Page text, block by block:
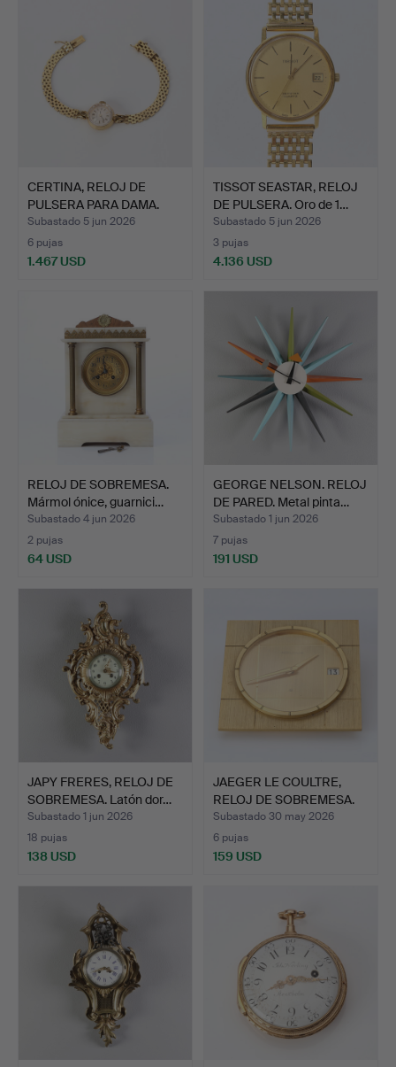
CERTINA, RELOJ DE
PULSERA PARA DAMA.
Caja …
Subastado 5 jun 2026
6 pujas
1.467 USD
TISSOT SEASTAR, RELOJ
DE PULSERA. Oro de 1…
Subastado 5 jun 2026
3 pujas
4.136 USD
RELOJ DE SOBREMESA.
Mármol ónice, guarnici…
Subastado 4 jun 2026
2 pujas
64 USD
GEORGE NELSON. RELOJ
DE PARED. Metal pinta…
Subastado 1 jun 2026
7 pujas
191 USD
JAPY FRERES, RELOJ DE
SOBREMESA. Latón dor…
Subastado 1 jun 2026
18 pujas
138 USD
JAEGER LE COULTRE,
RELOJ DE SOBREMESA.
Lat…
Subastado 30 may 2026
6 pujas
159 USD